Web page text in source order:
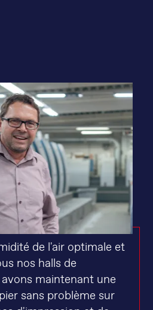
de l'air optimale et
nos halls de
maintenant une
sans problème sur